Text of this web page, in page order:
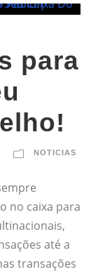
para
NOTICIAS
no caixa para
até a
transações